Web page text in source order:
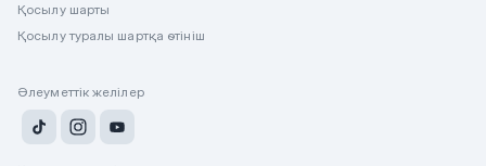
Қосылу шарты
Қосылу туралы шартқа өтініш
Әлеуметтік желілер